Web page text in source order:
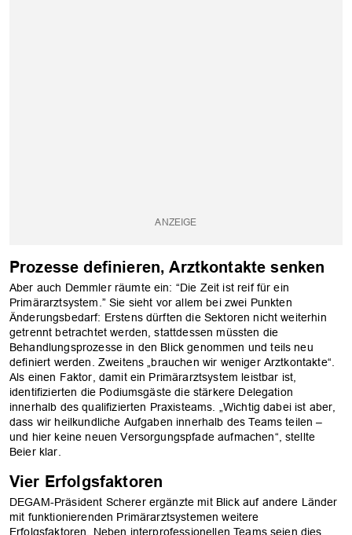
Prozesse definieren, Arztkontakte senken
Aber auch Demmler räumte ein: “Die Zeit ist reif für ein
Primärarztsystem.” Sie sieht vor allem bei zwei Punkten
Änderungsbedarf: Erstens dürften die Sektoren nicht weiterhin
getrennt betrachtet werden, stattdessen müssten die
Behandlungsprozesse in den Blick genommen und teils neu
definiert werden. Zweitens „brauchen wir weniger Arztkontakte“.
Als einen Faktor, damit ein Primärarztsystem leistbar ist,
identifizierten die Podiumsgäste die stärkere Delegation
innerhalb des qualifizierten Praxisteams. „Wichtig dabei ist aber,
dass wir heilkundliche Aufgaben innerhalb des Teams teilen –
und hier keine neuen Versorgungspfade aufmachen“, stellte
Beier klar.
Vier Erfolgsfaktoren
DEGAM-Präsident Scherer ergänzte mit Blick auf andere Länder
mit funktionierenden Primärarztsystemen weitere
Erfolgsfaktoren. Neben interprofessionellen Teams seien dies